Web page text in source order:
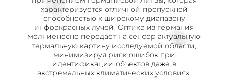
характеризуется отличной пропускной
способностью к широкому диапазону
инфракрасных лучей. Оптика из германия
молниеносно передает на сенсор актуальную
термальную картину исследуемой области,
минимизируя риск ошибок при
идентификации объектов даже в
экстремальных климатических условиях.